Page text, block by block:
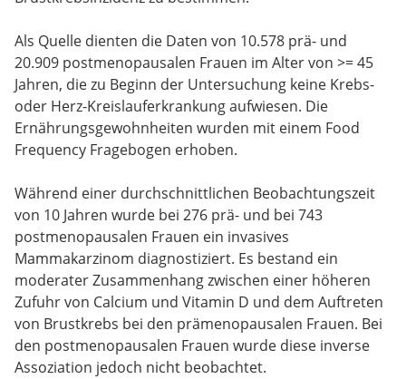
Als Quelle dienten die Daten von 10.578 prä- und
20.909 postmenopausalen Frauen im Alter von >= 45
Jahren, die zu Beginn der Untersuchung keine Krebs-
oder Herz-Kreislauferkrankung aufwiesen. Die
Ernährungsgewohnheiten wurden mit einem Food
Frequency Fragebogen erhoben.
Während einer durchschnittlichen Beobachtungszeit
von 10 Jahren wurde bei 276 prä- und bei 743
postmenopausalen Frauen ein invasives
Mammakarzinom diagnostiziert. Es bestand ein
moderater Zusammenhang zwischen einer höheren
Zufuhr von Calcium und Vitamin D und dem Auftreten
von Brustkrebs bei den prämenopausalen Frauen. Bei
den postmenopausalen Frauen wurde diese inverse
Assoziation jedoch nicht beobachtet.